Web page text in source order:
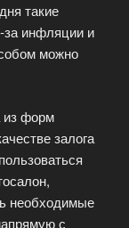
такие
инфляции и
можно
из форм
залога
необходимые
с